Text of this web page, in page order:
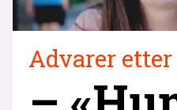
Advarer etter